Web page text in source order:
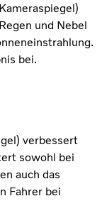
und Nebel
bei.
verbessert
sowohl bei
auch das
Fahrer bei